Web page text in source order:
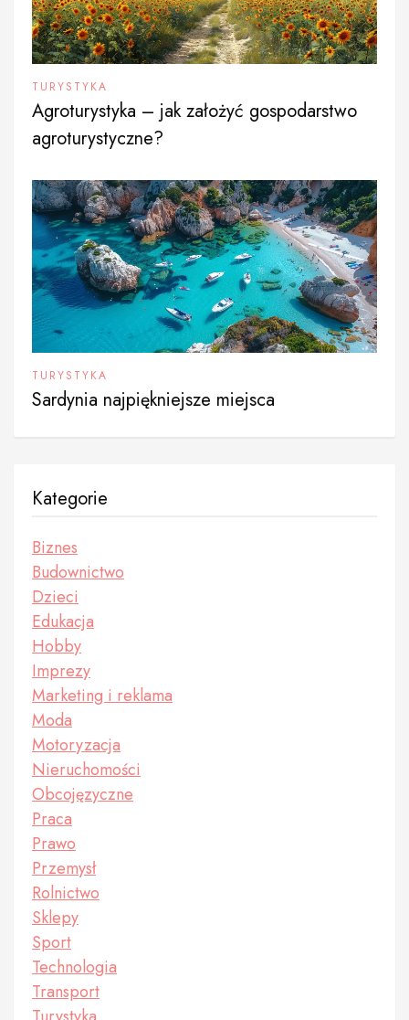
TURYSTYKA
Agroturystyka – jak założyć gospodarstwo
agroturystyczne?
TURYSTYKA
Sardynia najpiękniejsze miejsca
Kategorie
Biznes
Budownictwo
Dzieci
Edukacja
Hobby
Imprezy
Marketing i reklama
Moda
Motoryzacja
Nieruchomości
Obcojęzyczne
Praca
Prawo
Przemysł
Rolnictwo
Sklepy
Sport
Technologia
Transport